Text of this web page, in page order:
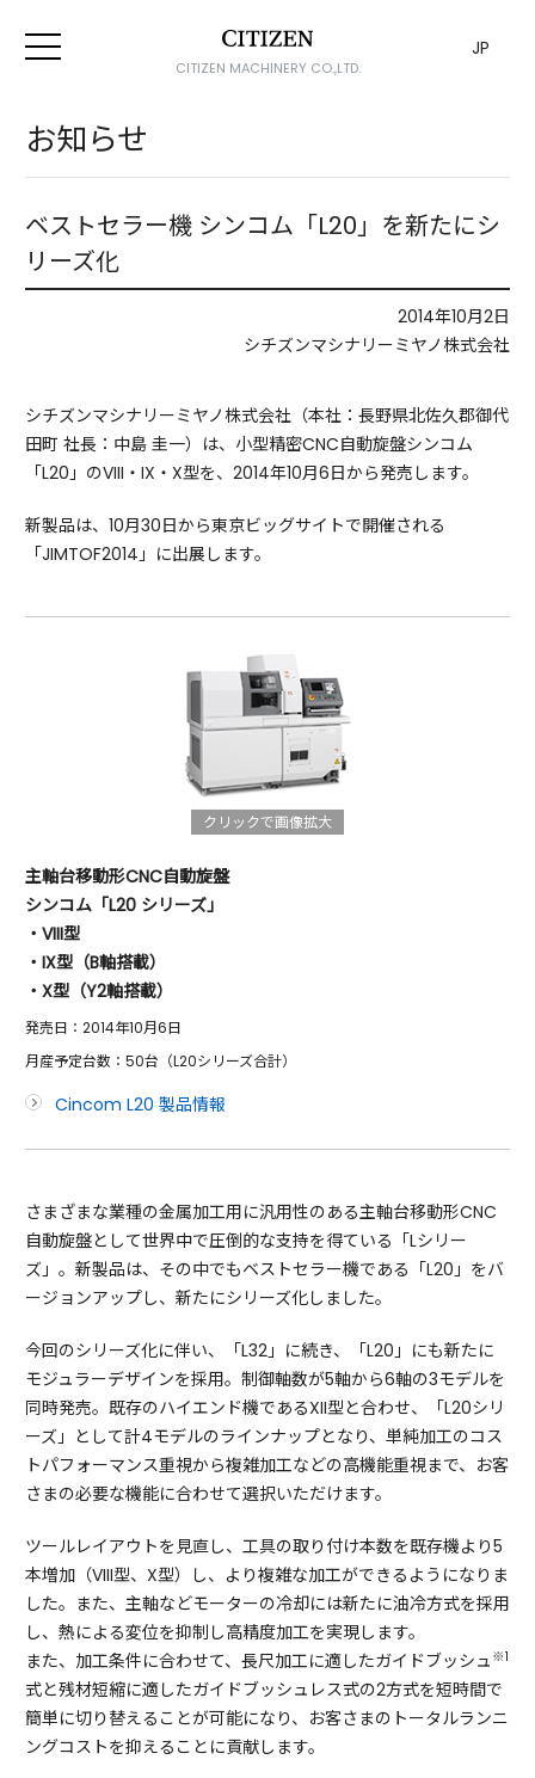
CITIZEN MACHINERY CO.,LTD.
JP
お知らせ
ベストセラー機 シンコム「L20」を新たにシ
リーズ化
2014年10月2日
シチズンマシナリーミヤノ株式会社
シチズンマシナリーミヤノ株式会社（本社：長野県北佐久郡御代
田町 社長：中島 圭一）は、小型精密CNC自動旋盤シンコム
「L20」のVIII・IX・X型を、2014年10月6日から発売します。
新製品は、10月30日から東京ビッグサイトで開催される
「JIMTOF2014」に出展します。
クリックで画像拡大
主軸台移動形CNC自動旋盤
シンコム「L20 シリーズ」
・VIII型
・IX型（B軸搭載）
・X型（Y2軸搭載）
発売日：2014年10月6日
月産予定台数：50台（L20シリーズ合計）
Cincom L20 製品情報
さまざまな業種の金属加工用に汎用性のある主軸台移動形CNC
自動旋盤として世界中で圧倒的な支持を得ている「Lシリー
ズ」。新製品は、その中でもベストセラー機である「L20」をバ
ージョンアップし、新たにシリーズ化しました。
今回のシリーズ化に伴い、「L32」に続き、「L20」にも新たに
モジュラーデザインを採用。制御軸数が5軸から6軸の3モデルを
同時発売。既存のハイエンド機であるXII型と合わせ、「L20シリ
ーズ」として計4モデルのラインナップとなり、単純加工のコス
トパフォーマンス重視から複雑加工などの高機能重視まで、お客
さまの必要な機能に合わせて選択いただけます。
ツールレイアウトを見直し、工具の取り付け本数を既存機より5
本増加（VIII型、X型）し、より複雑な加工ができるようになりま
した。また、主軸などモーターの冷却には新たに油冷方式を採用
し、熱による変位を抑制し高精度加工を実現します。
また、加工条件に合わせて、長尺加工に適したガイドブッシュ ※1
式と残材短縮に適したガイドブッシュレス式の2方式を短時間で
簡単に切り替えることが可能になり、お客さまのトータルランニ
ングコストを抑えることに貢献します。